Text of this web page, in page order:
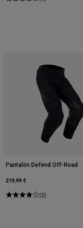
Pantalón Defend Off-Road
219,99 €
(2)